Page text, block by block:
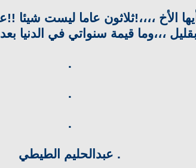
الأخ ،،،،!ثلاثون عاما ليست
،،،وما قيمة سنواتي في
.
.
.
. عبدالحليم الطيطي